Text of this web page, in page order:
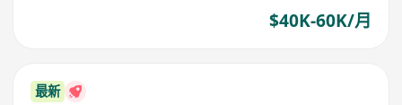
$40K-60K/月
最新